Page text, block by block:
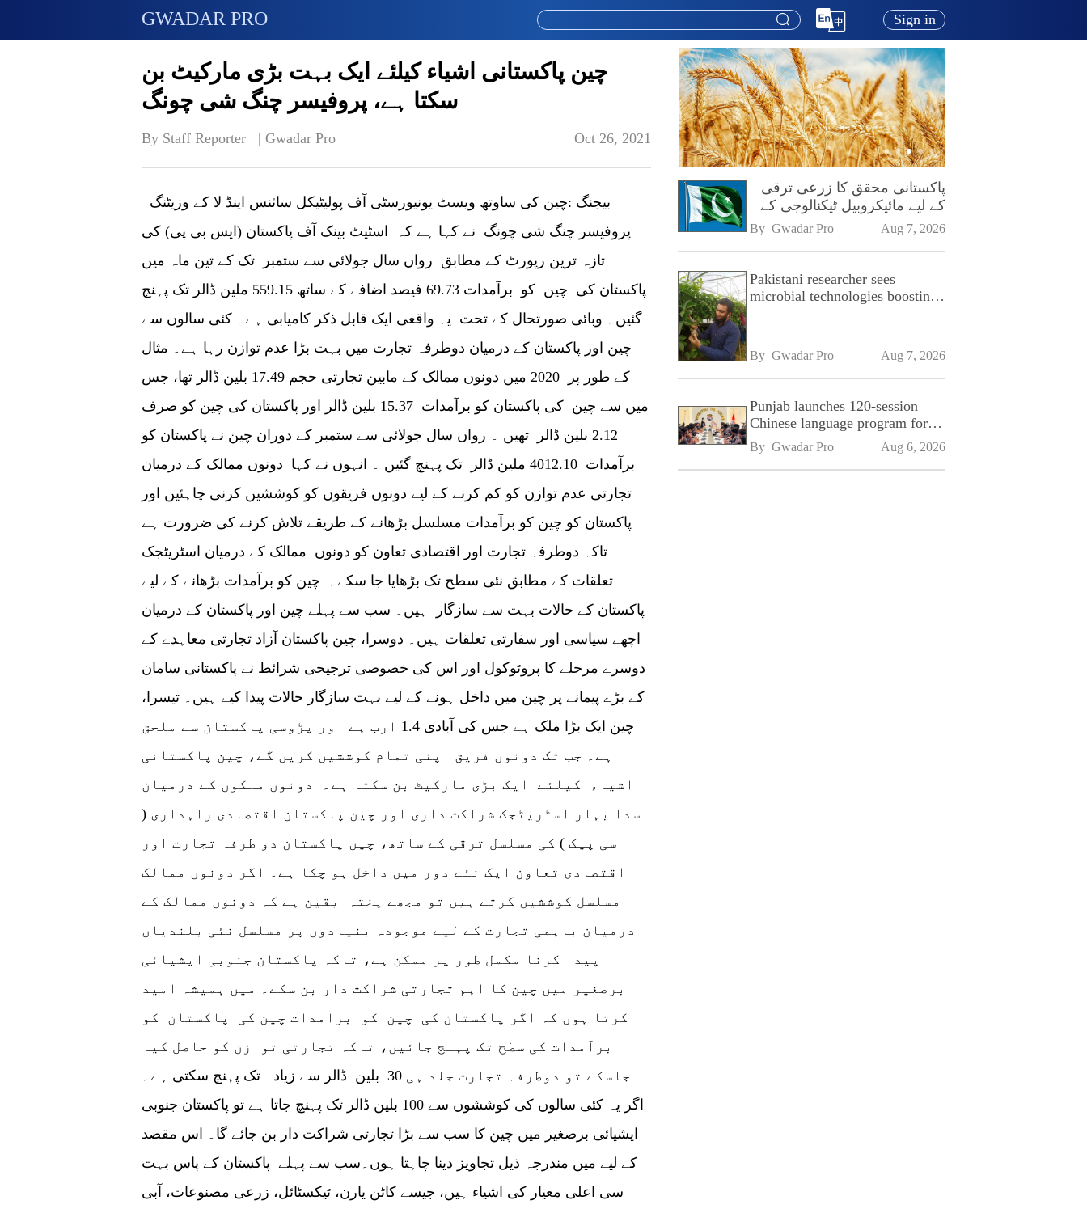
GWADAR PRO Sign in
چین پاکستانی اشیاء کیلئے ایک بہت بڑی مارکیٹ بن
سکتا ہے، پروفیسر چنگ شی چونگ
By Staff Reporter   | Gwadar Pro Oct 26, 2021
پروفیسر چنگ شی چونگ نے کہا ہے کہ اسٹیٹ بینک آف پاکستان (ایس بی پی) کی
تازہ ترین رپورٹ کے مطابق رواں سال جولائی سے ستمبر تک کے تین ماہ میں
پاکستان کی چین کو برآمدات 69.73 فیصد اضافے کے ساتھ 559.15 ملین ڈالر تک پہنچ
گئیں۔ وبائی صورتحال کے تحت یہ واقعی ایک قابل ذکر کامیابی ہے۔ کئی سالوں سے
چین اور پاکستان کے درمیان دوطرفہ تجارت میں بہت بڑا عدم توازن رہا ہے۔ مثال
کے طور پر 2020 میں دونوں ممالک کے مابین تجارتی حجم 17.49 بلین ڈالر تھا، جس
میں سے چین کی پاکستان کو برآمدات 15.37 بلین ڈالر اور پاکستان کی چین کو صرف
2.12 بلین ڈالر تھیں ۔ رواں سال جولائی سے ستمبر کے دوران چین نے پاکستان کو
برآمدات 4012.10 ملین ڈالر تک پہنچ گئیں ۔ انہوں نے کہا دونوں ممالک کے درمیان
تجارتی عدم توازن کو کم کرنے کے لیے دونوں فریقوں کو کوششیں کرنی چاہئیں اور
پاکستان کو چین کو برآمدات مسلسل بڑھانے کے طریقے تلاش کرنے کی ضرورت ہے
تاکہ دوطرفہ تجارت اور اقتصادی تعاون کو دونوں ممالک کے درمیان اسٹریٹجک
تعلقات کے مطابق نئی سطح تک بڑھایا جا سکے۔ چین کو برآمدات بڑھانے کے لیے
پاکستان کے حالات بہت سے سازگار ہیں۔ سب سے پہلے چین اور پاکستان کے درمیان
اچھے سیاسی اور سفارتی تعلقات ہیں۔ دوسرا، چین پاکستان آزاد تجارتی معاہدے کے
دوسرے مرحلے کا پروٹوکول اور اس کی خصوصی ترجیحی شرائط نے پاکستانی سامان
کے بڑے پیمانے پر چین میں داخل ہونے کے لیے بہت سازگار حالات پیدا کیے ہیں۔ تیسرا،
چین ایک بڑا ملک ہے جس کی آبادی 1.4 ارب ہے اور پڑوسی پاکستان سے ملحق
ہے۔ جب تک دونوں فریق اپنی تمام کوششیں کریں گے، چین پاکستانی
اشیاء کیلئے ایک بڑی مارکیٹ بن سکتا ہے۔ دونوں ملکوں کے درمیان
سدا بہار اسٹریٹجک شراکت داری اور چین پاکستان اقتصادی راہداری (
سی پیک ) کی مسلسل ترقی کے ساتھ، چین پاکستان دو طرفہ تجارت اور
اقتصادی تعاون ایک نئے دور میں داخل ہو چکا ہے۔ اگر دونوں ممالک
مسلسل کوششیں کرتے ہیں تو مجھے پختہ یقین ہے کہ دونوں ممالک کے
درمیان باہمی تجارت کے لیے موجودہ بنیادوں پر مسلسل نئی بلندیاں
پیدا کرنا مکمل طور پر ممکن ہے، تاکہ پاکستان جنوبی ایشیائی
برصغیر میں چین کا اہم تجارتی شراکت دار بن سکے۔ میں ہمیشہ امید
کرتا ہوں کہ اگر پاکستان کی چین کو برآمدات چین کی پاکستان کو
برآمدات کی سطح تک پہنچ جائیں، تاکہ تجارتی توازن کو حاصل کیا
جاسکے تو دوطرفہ تجارت جلد ہی 30 بلین ڈالر سے زیادہ تک پہنچ سکتی ہے۔
اگر یہ کئی سالوں کی کوششوں سے 100 بلین ڈالر تک پہنچ جاتا ہے تو پاکستان جنوبی
ایشیائی برصغیر میں چین کا سب سے بڑا تجارتی شراکت دار بن جائے گا۔ اس مقصد
کے لیے میں مندرجہ ذیل تجاویز دینا چاہتا ہوں۔سب سے پہلے پاکستان کے پاس بہت
سی اعلی معیار کی اشیاء ہیں، جیسے کاٹن یارن، ٹیکسٹائل، زرعی مصنوعات، آبی
پاکستانی محقق کا زرعی ترقی
کے لیے مائیکروبیل ٹیکنالوجی کے
فروغ پر زور
By Gwadar Pro Aug 7, 2026
Pakistani researcher sees
microbial technologies boosting
By Gwadar Pro Aug 7, 2026
Punjab launches 120-session
Chinese language program for
SPU
By Gwadar Pro Aug 6, 2026